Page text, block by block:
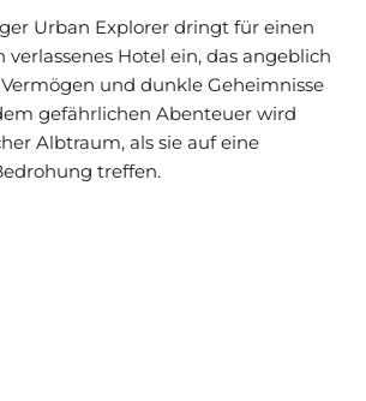
Urban Explorer dringt für einen
verlassenes Hotel ein, das angeblich
und dunkle Geheimnisse
gefährlichen Abenteuer wird
Albtraum, als sie auf eine
treffen.